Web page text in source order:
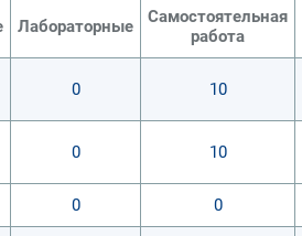
Лабораторные
Самостоятельная
работа
0 10
0 10
0 0